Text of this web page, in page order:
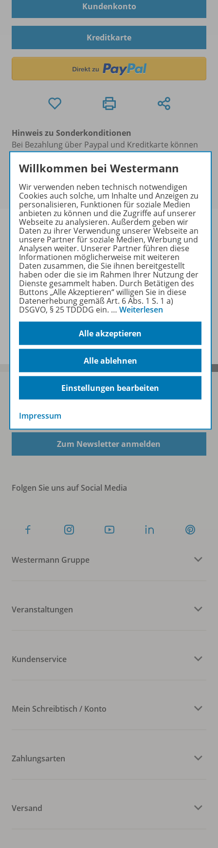
Kundenkonto
Kreditkarte
Hinweis zu Sonderkonditionen
Bei Bezahlung über Paypal und Kreditkarte können
keine Sonderkonditionen gewährt werden.
Sie haben ein passendes Spar-Paket?
sich bitte an.
Informationen
Weitere Inhalte der Ausgabe
Sofort profitieren
Zum Newsletter anmelden
Folgen Sie uns auf Social Media
Westermann Gruppe
Veranstaltungen
Kundenservice
Mein Schreibtisch / Konto
Zahlungsarten
Versand
Willkommen bei Westermann
Wir verwenden neben technisch notwendigen
Cookies auch solche, um Inhalte und Anzeigen zu
personalisieren, Funktionen für soziale Medien
anbieten zu können und die Zugriffe auf unserer
Webseite zu analysieren. Außerdem geben wir
Daten zu ihrer Verwendung unserer Webseite an
unsere Partner für soziale Medien, Werbung und
Analysen weiter. Unserer Partner führen diese
Informationen möglicherweise mit weiteren
Daten zusammen, die Sie ihnen bereitgestellt
haben oder die sie im Rahmen Ihrer Nutzung der
Dienste gesammelt haben. Durch Betätigen des
Buttons „Alle Akzeptieren“ willigen Sie in diese
Datenerhebung gemäß Art. 6 Abs. 1 S. 1 a)
DSGVO, § 25 TDDDG ein. … Weiterlesen
Alle akzeptieren
Alle ablehnen
Einstellungen bearbeiten
Impressum